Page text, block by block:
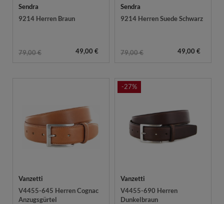
Sendra
9214 Herren Braun
79,00 € 49,00 €
Sendra
9214 Herren Suede Schwarz
79,00 € 49,00 €
Vanzetti
V4455-645 Herren Cognac
Anzugsgürtel
-27%
Vanzetti
V4455-690 Herren
Dunkelbraun